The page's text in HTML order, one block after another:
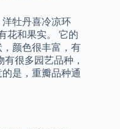
牡丹喜冷凉环
花和果实。 它的
颜色很丰富，有
很多园艺品种，
是，重瓣品种通